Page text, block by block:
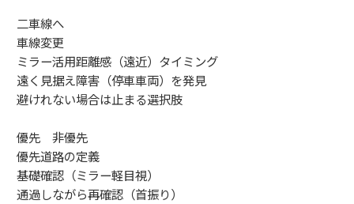
二車線へ
車線変更
ミラー活用距離感（遠近）タイミング
遠く見据え障害（停車車両）を発見
避けれない場合は止まる選択肢
優先 非優先
優先道路の定義
基礎確認（ミラー軽目視）
通過しながら再確認（首振り）